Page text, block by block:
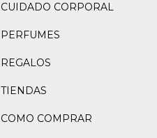
CUIDADO CORPORAL
PERFUMES
REGALOS
TIENDAS
COMO COMPRAR